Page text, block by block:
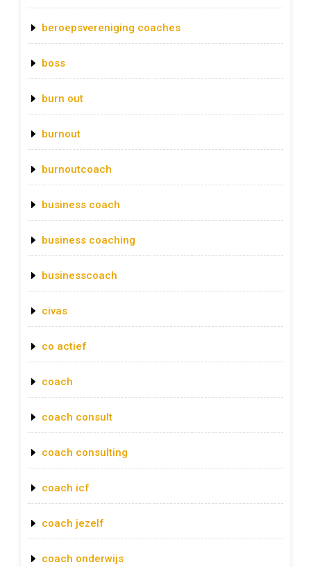
beroepsvereniging coaches
boss
burn out
burnout
burnoutcoach
business coach
business coaching
businesscoach
civas
co actief
coach
coach consult
coach consulting
coach icf
coach jezelf
coach onderwijs